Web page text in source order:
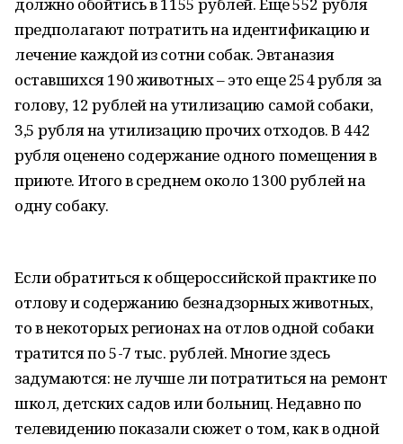
предполагают потратить на идентификацию и
лечение каждой из сотни собак. Эвтаназия
оставшихся 190 животных – это еще 254 рубля за
голову, 12 рублей на утилизацию самой собаки,
3,5 рубля на утилизацию прочих отходов. В 442
рубля оценено содержание одного помещения в
приюте. Итого в среднем около 1300 рублей на
одну собаку.
Если обратиться к общероссийской практике по
отлову и содержанию безнадзорных животных,
то в некоторых регионах на отлов одной собаки
тратится по 5-7 тыс. рублей. Многие здесь
задумаются: не лучше ли потратиться на ремонт
школ, детских садов или больниц. Недавно по
телевидению показали сюжет о том, как в одной